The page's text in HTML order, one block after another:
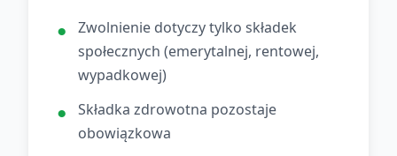
Zwolnienie dotyczy tylko składek
społecznych (emerytalnej, rentowej,
wypadkowej)
Składka zdrowotna pozostaje
obowiązkowa